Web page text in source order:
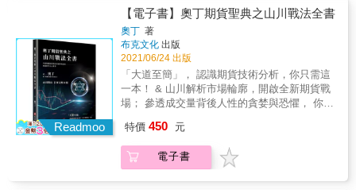
進場時機 善用技術分析，掌握空頭、多頭獲
利點3. 完全圖解！把獲利關鍵全部記下來 把
複雜的觀念，簡單化、視覺化！學會重要的技
術分析「MA移動平均線」、「K線的觀察重
點」、「KD指標」從持有成本、大盤訊號、價
位區間，讓選擇權交易進出有據。 梁老師親
自帶你解讀公開說明書、試算損益，讓你選擇
權交易一次就上手！4. 由專為金字塔頂端客戶
投資操作的梁亦鴻老師，跨刀授課： 透過淺
花時間出門上課，讓你第一次輕鬆掌握選擇權
交易的各種訣竅。 教你如何挑選標的、設好
履約價、聰明掌握進出場時點，不管多頭空頭
漲、小漲、大跌、小跌，還是盤整等，而規劃
設計出不同的交易組合。【本書特色】1.一次
弄懂選擇權基本觀念 構成選擇權的三大要
素：標的物、履約價、到期時間 選擇權交易
基本四式：「買權」、「賣權」、「買入」、
「賣出」，在組合中打造最佳獲利 選擇權商
品多樣，常見有「個股選擇權」、「外匯選擇
權」，想嘗鮮之前先解讀公開書明書 希臘字
母透露價格變動的方向， 交易前先分析、管控
選擇權的交易風險2.不藏私！一次揭露不敗選
先存下5萬元，每月就能替自己加薪3萬元以
上。 & 名人推薦 & （依姓氏筆畫排序） 科技
財經主持人、作家／朱楚文 商業類與財經書籍
暢銷作者／陳韋翰 財經直播主／游庭皓 & 本書
特色 & 新增6範例9線圖，最新行情分析技巧解
說 從開戶、下單到怎麼看盤、解盤，買多買空
都能賺。
議別立刻繳錢？ & ‧股票沒有持有限制（你可以
放一輩子都不賣），但台指期有買賣到期日，
每月第三週的星期三就是結算日。如果到期日
前想要延長交易（跨月交易）怎麼辦？ 本書也
有撇步。 ◎ 不會看財報沒關係，懂這九大
盤勢圖，年報酬率直上30% & ‧台指期的行情重
複性高，只要熟記９大盤勢， 包括開平走平、
開平走高、開平走低、開高走平等， 出現什麼
行情就按表操作，讓你年報酬率直上30％。 & ‧
哪？怎麼解讀？ 用12個常見走勢變化，教你這
樣掌握變動超過千點的大行情！ & && 本書並
加碼送台指期入門投資線上課程（一堂課價值
一、兩百點就算大， 但隨著大盤指數突破
15,000點，一天波動一、兩百點反而是常態。
（對一口小台或大台來說，波動200點就是價差
1萬元或4萬元！） 在這樣的情況下，跟著走勢
順勢做當沖、不預測，賺得更安全。 & Queen
怜還有獨家看盤法：訊號出現時「等它一
下」，慢點進場沒關係， 後面還有一大段漲跌
只要學會觀察K棒，連傻瓜都能賺： 明天的漲
跌，沒人能預測，因此當沖操作，一定要當日
出場、不留單。 想賺錢，就看5分K，以收K價
經驗，整理的台指期傻瓜當沖法， 更有上過她
的課的學員，在僅僅兩個月內， 就從賠三十幾
萬元，變成倒賺10萬元！（而且每天操作不到2
小時！） & 只要觀察三種K棒走勢，加上操作
三原則， 不必鑽研個股、不盯籌碼，上班下班
都能賺！ & ◎投資台指期，不用選股，下班也
能賺： 台指期的漲跌是看臺灣加權股價指數，
投資人不必煩惱要選哪支標的。 資金少的人還
能以小搏大，目前交易一口小台，不到5萬元就
0.3％，台指期期交稅僅十萬分之二）， 成交量
又夠大，不怕會像股票一樣賣不掉。 & 台指期
還有夜盤交易（下午3點到隔天早上5點）， 下
Readmoo
【電子書】奧丁期貨聖典之山川戰法全書
奧丁 著
布克文化 出版
2021/06/24 出版
「大道至簡」， 認識期貨技術分析，你只需這
一本！ & 山川解析市場輪廓，開啟全新期貨戰
場； 參透成交量背後人性的貪婪與恐懼， 你就
只是一個平凡人，既沒有「富爸爸」，也沒有
顯赫的家世、傲人的學歷。只因不想缺錢，不
想被生活的壓力壓垮，不想被枯燥無味的工作
特價 450 元
電子書